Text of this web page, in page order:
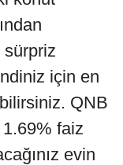
için en
QNB
faiz
evin